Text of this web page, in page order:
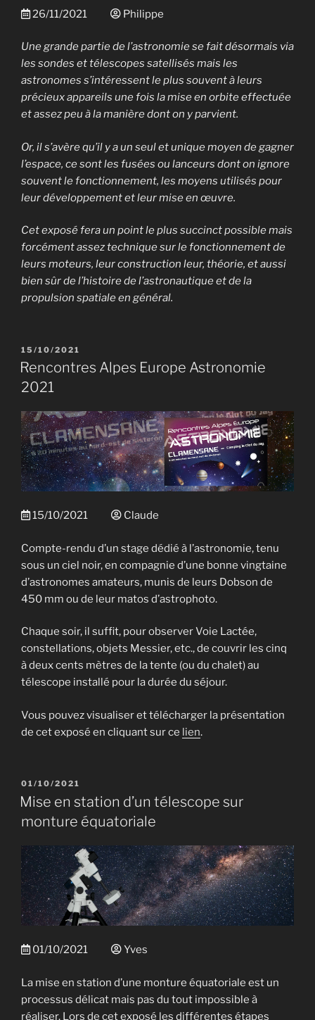
26/11/2021 Philippe
Une grande partie de l’astronomie se fait désormais via
les sondes et télescopes satellisés mais les
astronomes s’intéressent le plus souvent à leurs
précieux appareils une fois la mise en orbite effectuée
et assez peu à la manière dont on y parvient.
Or, il s’avère qu’il y a un seul et unique moyen de gagner
l’espace, ce sont les fusées ou lanceurs dont on ignore
souvent le fonctionnement, les moyens utilisés pour
leur développement et leur mise en œuvre.
Cet exposé fera un point le plus succinct possible mais
forcément assez technique sur le fonctionnement de
leurs moteurs, leur construction leur, théorie, et aussi
bien sûr de l’histoire de l’astronautique et de la
propulsion spatiale en général.
PUBLIÉ
LE
15/10/2021
Rencontres Alpes Europe Astronomie
2021
15/10/2021 Claude
Compte-rendu d’un stage dédié à l’astronomie, tenu
sous un ciel noir, en compagnie d’une bonne vingtaine
d’astronomes amateurs, munis de leurs Dobson de
450 mm ou de leur matos d’astrophoto.
Chaque soir, il suffit, pour observer Voie Lactée,
constellations, objets Messier, etc., de couvrir les cinq
à deux cents mètres de la tente (ou du chalet) au
télescope installé pour la durée du séjour.
Vous pouvez visualiser et télécharger la présentation
de cet exposé en cliquant sur ce lien.
PUBLIÉ
LE
01/10/2021
Mise en station d’un télescope sur
monture équatoriale
01/10/2021 Yves
La mise en station d’une monture équatoriale est un
processus délicat mais pas du tout impossible à
réaliser. Lors de cet exposé les différentes étapes